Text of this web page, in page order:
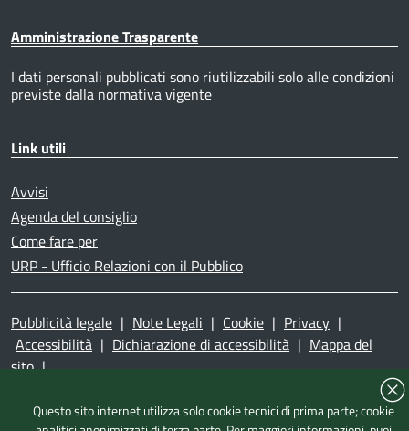
Amministrazione Trasparente
I dati personali pubblicati sono riutilizzabili solo alle condizioni
previste dalla normativa vigente
Link utili
Avvisi
Agenda del consiglio
Come fare per
URP - Ufficio Relazioni con il Pubblico
Pubblicità legale | Note Legali | Cookie | Privacy |
Accessibilità | Dichiarazione di accessibilità | Mappa del
sito |
Questo sito internet utilizza solo cookie tecnici di prima parte; cookie